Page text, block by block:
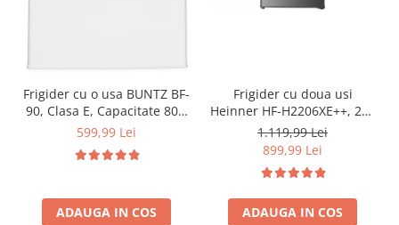
Frigider cu o usa BUNTZ BF-
90, Clasa E, Capacitate 80L,
Iluminare interioara,
cm, Alb
599,99 Lei
ADAUGA IN COS
Frigider cu doua usi
Heinner HF-H2206XE++, 206
l, Clasa E, lumina LED, 3
rafturi de sticla, H 143 cm,
Inox
1.119,99 Lei
899,99 Lei
ADAUGA IN COS